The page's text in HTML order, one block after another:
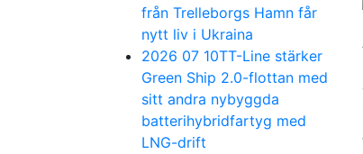
från Trelleborgs Hamn får
nytt liv i Ukraina
2026 07 10TT-Line stärker
Green Ship 2.0-flottan med
sitt andra nybyggda
batterihybridfartyg med
LNG-drift